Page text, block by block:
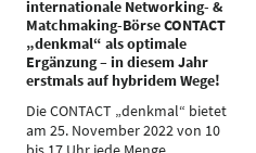
internationale Networking- &
Matchmaking-Börse CONTACT
„denkmal“ als optimale
Ergänzung – in diesem Jahr
erstmals auf hybridem Wege!
Die CONTACT „denkmal“ bietet
am 25. November 2022 von 10